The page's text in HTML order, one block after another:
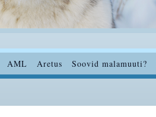
AML Aretus Soovid malamuuti?